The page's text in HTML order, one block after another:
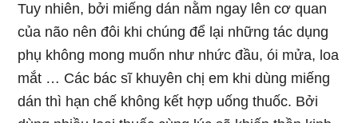
Tuy nhiên, bởi miếng dán nằm ngay lên cơ quan
của não nên đôi khi chúng để lại những tác dụng
phụ không mong muốn như nhức đầu, ói mửa, loa
mắt … Các bác sĩ khuyên chị em khi dùng miếng
dán thì hạn chế không kết hợp uống thuốc. Bởi